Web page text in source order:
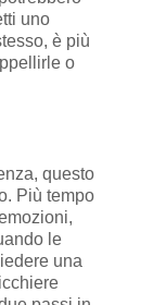
uno
è più
o
questo
Più tempo
le
una